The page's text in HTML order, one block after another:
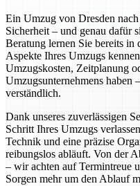
Ein Umzug von Dresden
Sicherheit – und genau dafür
Beratung lernen Sie bereits in
Aspekte Ihres Umzugs
Umzugskosten, Zeitplanung
Umzugsunternehmens haben
verständlich.
Dank unseres zuverlässigen
Schritt Ihres Umzugs
Technik und eine präzise
reibungslos abläuft. Von der
– wir achten auf Termintreue
Sorgen mehr um den Ablauf